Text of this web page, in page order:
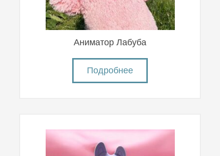
Аниматор Лабуба
Подробнее